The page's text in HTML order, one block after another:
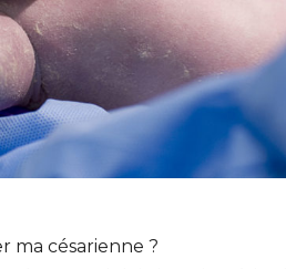
ma césarienne ?